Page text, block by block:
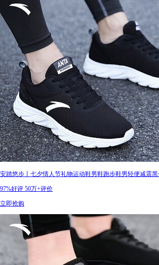
安踏悠步丨七夕情人节礼物运动鞋男鞋跑步鞋男轻便减震
97%好评 50万+评价
立即抢购